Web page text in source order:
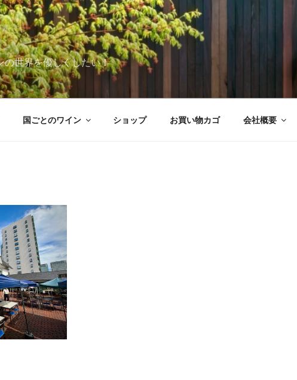
の世界を優しくしたい！
国ごとのワイン ショップ お買い物カゴ 会社概要